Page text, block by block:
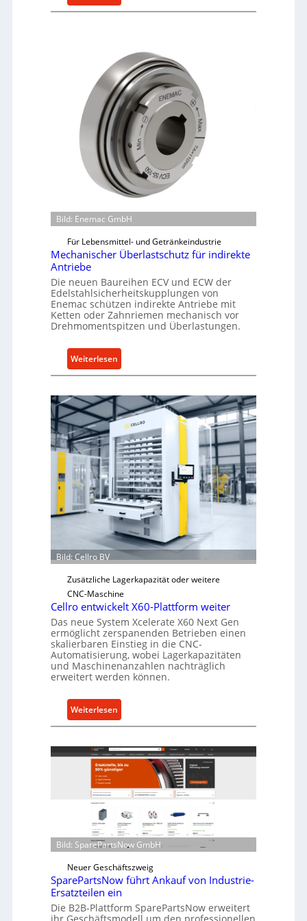
M
h
i
n
e
n
b
a
u
-
B
e
s
t
e
l
u
n
g
n
5
ü
b
r
V
o
r
j
a
h
r
Bild: Enemac GmbH
Für Lebensmittel- und Getränkeindustrie
Mechanischer Überlastschutz für indirekte
Antriebe
Die neuen Baureihen ECV und ECW der
Edelstahlsicherheitskupplungen von
Enemac schützen indirekte Antriebe mit
Ketten oder Zahnriemen mechanisch vor
Drehmomentspitzen und Überlastungen.
Weiterlesen
M
c
h
n
i
c
h
e
r
Ü
b
l
a
s
t
s
c
u
t
f
ü
i
d
i
r
e
k
t
e
Bild: Cellro BV
Zusätzliche Lagerkapazität oder weitere
CNC-Maschine
Cellro entwickelt X60-Plattform weiter
Das neue System Xcelerate X60 Next Gen
ermöglicht zerspanenden Betrieben einen
skalierbaren Einstieg in die CNC-
Automatisierung, wobei Lagerkapazitäten
und Maschinenanzahlen nachträglich
erweitert werden können.
Weiterlesen
C
l
l
o
e
n
t
w
i
c
k
e
Bild: SparePartsNow GmbH
Neuer Geschäftszweig
SparePartsNow führt Ankauf von Industrie-
Ersatzteilen ein
Die B2B-Plattform SparePartsNow erweitert